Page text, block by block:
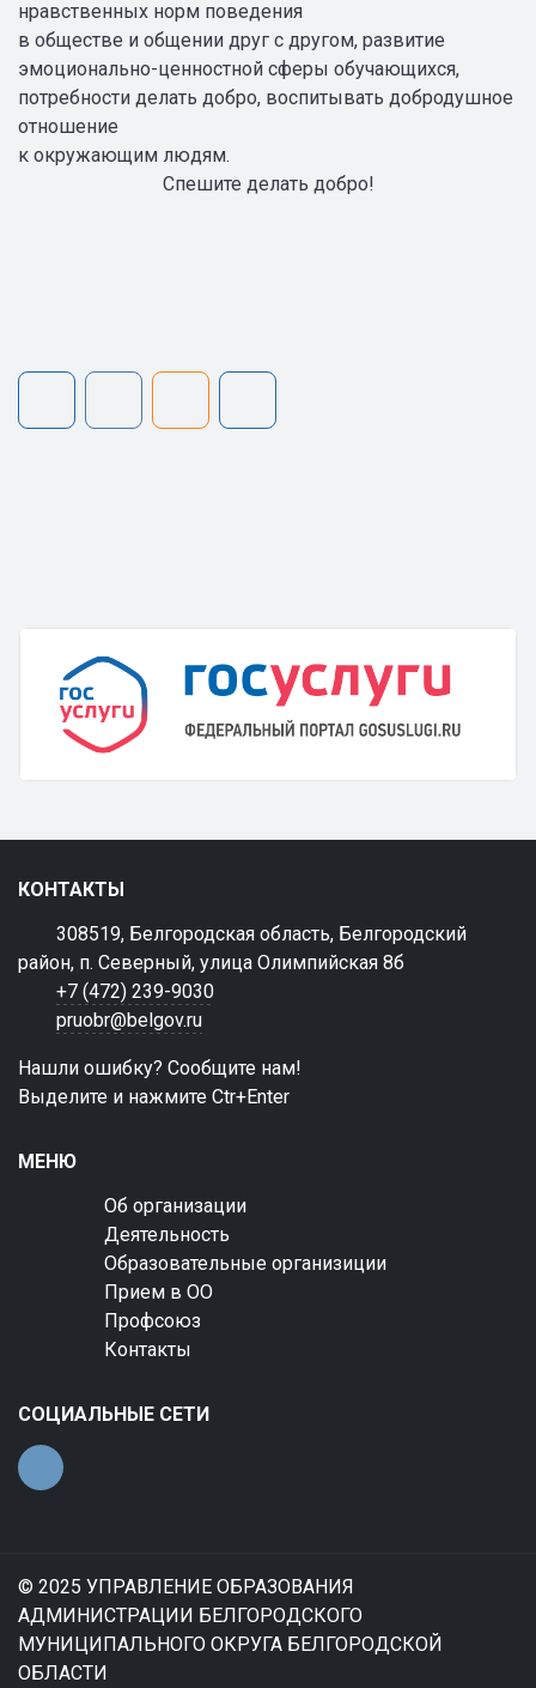
нравственных норм поведения
в обществе и общении друг с другом, развитие
эмоционально-ценностной сферы обучающихся,
потребности делать добро, воспитывать добродушное
отношение
к окружающим людям.
Спешите делать добро!
КОНТАКТЫ
308519, Белгородская область, Белгородский
район, п. Северный, улица Олимпийская 8б
+7 (472) 239-9030
pruobr@belgov.ru
Нашли ошибку? Сообщите нам!
Выделите и нажмите Ctr+Enter
МЕНЮ
Об организации
Деятельность
Образовательные организиции
Прием в ОО
Профсоюз
Контакты
СОЦИАЛЬНЫЕ СЕТИ
© 2025 УПРАВЛЕНИЕ ОБРАЗОВАНИЯ
АДМИНИСТРАЦИИ БЕЛГОРОДСКОГО
МУНИЦИПАЛЬНОГО ОКРУГА БЕЛГОРОДСКОЙ
ОБЛАСТИ